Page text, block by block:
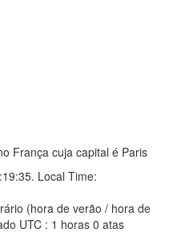
França cuja capital é Paris
. Local Time:
(hora de verão / hora de
UTC : 1 horas 0 atas